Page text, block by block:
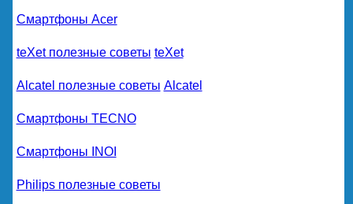
Смартфоны Acer
teXet полезные советы teXet
Alcatel полезные советы Alcatel
Смартфоны TECNO
Смартфоны INOI
Philips полезные советы